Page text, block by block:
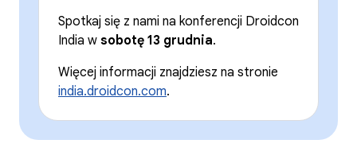
Spotkaj się z nami na konferencji Droidcon
India w sobotę 13 grudnia.
Więcej informacji znajdziesz na stronie
india.droidcon.com.